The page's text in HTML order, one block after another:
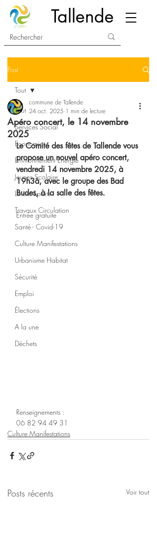
Tallende
Post
Tout
Services Social
Economie
Environnement Energie
Jeunes Scolaire
Loisirs Sports
Travaux Circulation
Santé - Covid-19
Culture Manifestations
Urbanisme Habitat
Sécurité
Emploi
Élections
A la une
Déchets
Tout
Apéro concert, le 14 novembre
2025
commune de Tallende
24 oct. 2025 1 min de lecture
Le Comité des fêtes de Tallende vous
propose un nouvel apéro concert,
vendredi 14 novembre 2025, à
19h3à, avec le groupe des Bad
Budes, à la salle des fêtes.
Entrée gratuite
Renseignements :
06 82 94 49 31
Culture Manifestations
Posts récents Voir tout